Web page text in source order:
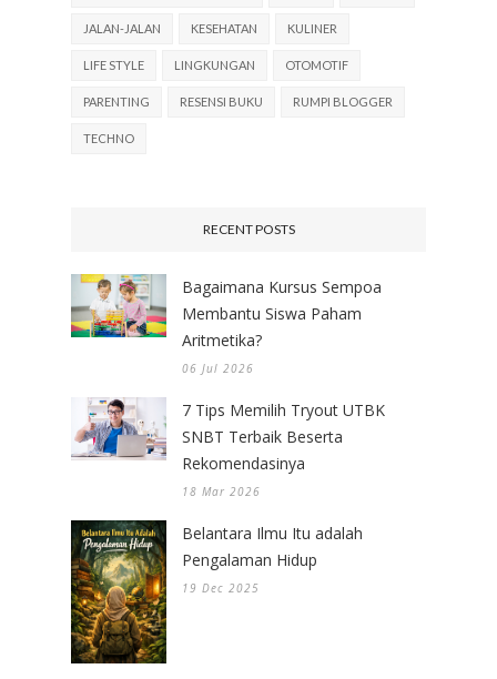
JALAN-JALAN KESEHATAN KULINER
LIFE STYLE LINGKUNGAN OTOMOTIF
PARENTING RESENSI BUKU RUMPI BLOGGER
TECHNO
RECENT POSTS
Bagaimana Kursus Sempoa
Membantu Siswa Paham
Aritmetika?
06 Jul 2026
7 Tips Memilih Tryout UTBK
SNBT Terbaik Beserta
Rekomendasinya
18 Mar 2026
Belantara Ilmu Itu adalah
Pengalaman Hidup
19 Dec 2025